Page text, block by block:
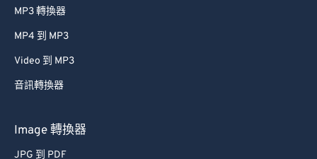
MP3 轉換器
MP4 到 MP3
Video 到 MP3
音訊轉換器
Image 轉換器
JPG 到 PDF